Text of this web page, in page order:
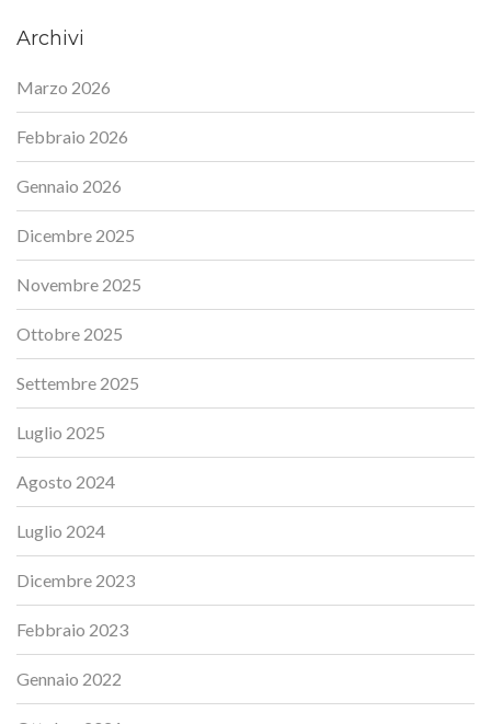
Archivi
Marzo 2026
Febbraio 2026
Gennaio 2026
Dicembre 2025
Novembre 2025
Ottobre 2025
Settembre 2025
Luglio 2025
Agosto 2024
Luglio 2024
Dicembre 2023
Febbraio 2023
Gennaio 2022